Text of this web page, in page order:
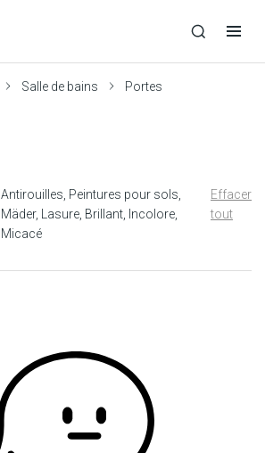
Salle de bains Portes
Antirouilles Peintures pour sols
Mäder
Lasure Brillant
Incolore
Micacé
Effacer
tout